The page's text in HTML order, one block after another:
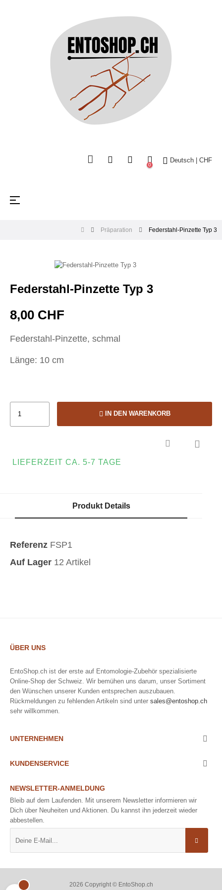
0
Deutsch | CHF
Umschalten
☰
Präparation Federstahl-Pinzette Typ 3
Federstahl-Pinzette Typ 3
8,00 CHF
Federstahl-Pinzette, schmal
Länge: 10 cm
IN DEN WARENKORB

LIEFERZEIT CA. 5-7 TAGE
Produkt Details
Referenz FSP1
Auf Lager 12 Artikel
ÜBER UNS
EntoShop.ch ist der erste auf Entomologie-Zubehör spezialisierte
Online-Shop der Schweiz. Wir bemühen uns darum, unser Sortiment
den Wünschen unserer Kunden entsprechen auszubauen.
Rückmeldungen zu fehlenden Artikeln sind unter sales@entoshop.ch
sehr willkommen.
UNTERNEHMEN 
KUNDENSERVICE 
NEWSLETTER-ANMELDUNG
Bleib auf dem Laufenden. Mit unserem Newsletter informieren wir
Dich über Neuheiten und Aktionen. Du kannst ihn jederzeit wieder
abbestellen.
2026 Copyright © EntoShop.ch